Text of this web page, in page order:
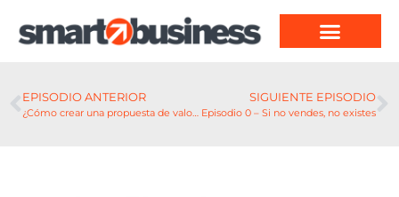
EPISODIO ANTERIOR
¿Cómo crear una propuesta de valor paso a paso? Ep. #8
SIGUIENTE EPISODIO
Episodio 0 – Si no vendes, no existes